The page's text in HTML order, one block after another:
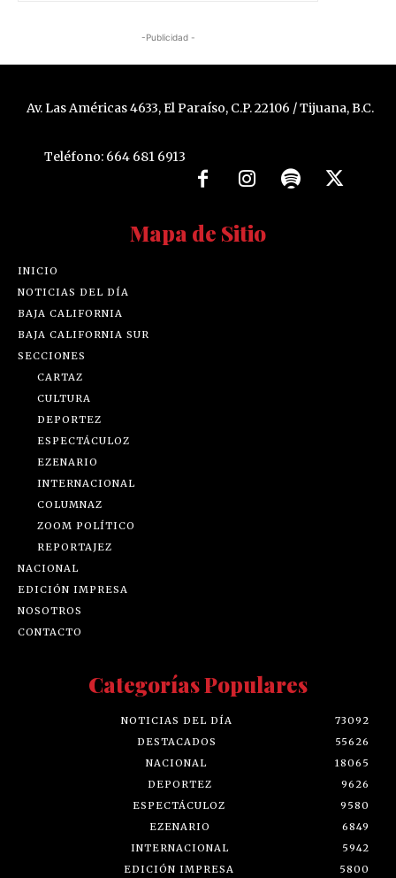
-Publicidad -
Av. Las Américas 4633, El Paraíso, C.P. 22106 / Tijuana, B.C.
Teléfono: 664 681 6913
Mapa de Sitio
INICIO
NOTICIAS DEL DÍA
BAJA CALIFORNIA
BAJA CALIFORNIA SUR
SECCIONES
CARTAZ
CULTURA
DEPORTEZ
ESPECTÁCULOZ
EZENARIO
INTERNACIONAL
COLUMNAZ
ZOOM POLÍTICO
REPORTAJEZ
NACIONAL
EDICIÓN IMPRESA
NOSOTROS
CONTACTO
Categorías Populares
NOTICIAS DEL DÍA
73092
DESTACADOS
55626
NACIONAL
18065
DEPORTEZ
9626
ESPECTÁCULOZ
9580
EZENARIO
6849
INTERNACIONAL
5942
EDICIÓN IMPRESA
5800